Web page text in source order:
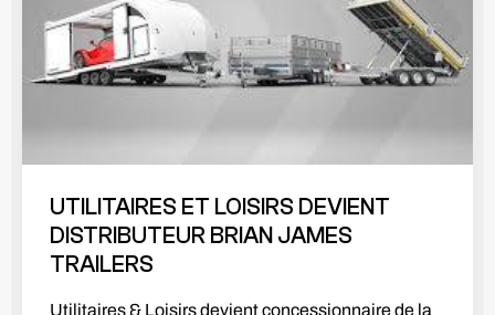
UTILITAIRES ET LOISIRS DEVIENT
DISTRIBUTEUR DE LA MARQUE BENDA
Nous sommes heureux de vous...